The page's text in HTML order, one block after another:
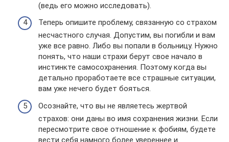
(ведь его можно исследовать).
Теперь опишите проблему, связанную со страхом
несчастного случая. Допустим, вы погибли и вам
уже все равно. Либо вы попали в больницу. Нужно
понять, что наши страхи берут свое начало в
инстинкте самосохранения. Поэтому когда вы
детально проработаете все страшные ситуации,
вам уже нечего будет бояться.
Осознайте, что вы не являетесь жертвой
страхов: они даны во имя сохранения жизни. Если
пересмотрите свое отношение к фобиям, будете
вести себя намного более увереннее и